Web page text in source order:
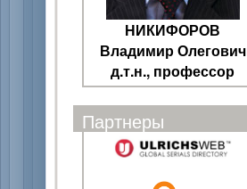
НИКИФОРОВ
Владимир Олегович
д.т.н., профессор
Партнеры